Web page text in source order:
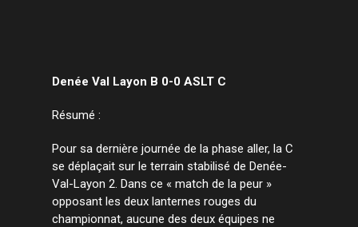
Denée Val Layon B 0-0 ASLT C
Résumé :
Pour sa dernière journée de la phase aller, la C
se déplaçait sur le terrain stabilisé de Denée-
Val-Layon 2. Dans ce « match de la peur »
opposant les deux lanternes rouges du
championnat, aucune des deux équipes ne